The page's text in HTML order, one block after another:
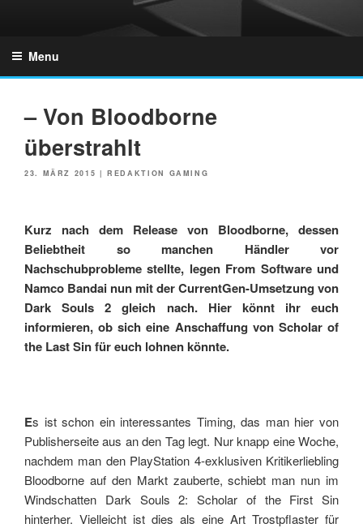
Menu
– Von Bloodborne
überstrahlt
POSTED
23. MÄRZ 2015 |REDAKTION GAMING
Kurz nach dem Release von Bloodborne, dessen
Beliebtheit so manchen Händler vor
Nachschubprobleme stellte, legen From Software und
Namco Bandai nun mit der CurrentGen-Umsetzung von
Dark Souls 2 gleich nach. Hier könnt ihr euch
informieren, ob sich eine Anschaffung von Scholar of
the Last Sin für euch lohnen könnte.
Es ist schon ein interessantes Timing, das man hier von
Publisherseite aus an den Tag legt. Nur knapp eine Woche,
nachdem man den PlayStation 4-exklusiven Kritikerliebling
Bloodborne auf den Markt zauberte, schiebt man nun im
Windschatten Dark Souls 2: Scholar of the First Sin
hinterher. Vielleicht ist dies als eine Art Trostpflaster für